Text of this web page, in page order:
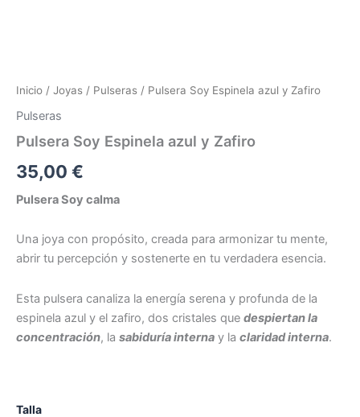
Inicio / Joyas / Pulseras / Pulsera Soy Espinela azul y Zafiro
Pulseras
Pulsera Soy Espinela azul y Zafiro
35,00 €
Pulsera Soy calma
Una joya con propósito, creada para armonizar tu mente,
abrir tu percepción y sostenerte en tu verdadera esencia.
Esta pulsera canaliza la energía serena y profunda de la
espinela azul y el zafiro, dos cristales que despiertan la
concentración, la sabiduría interna y la claridad interna.
Talla